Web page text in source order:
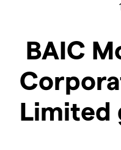
BAIC
Limited